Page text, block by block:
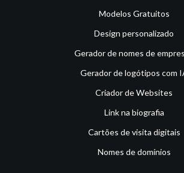
Modelos Gratuitos
Design personalizado
Gerador de nomes de
Gerador de logótipos com
Criador de Websites
Link na biografia
Cartões de visita digitais
Nomes de domínios